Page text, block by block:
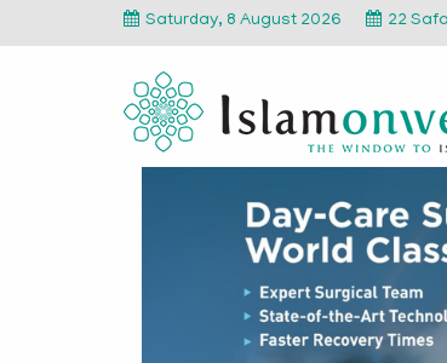
Saturday, 8 August 2026 22